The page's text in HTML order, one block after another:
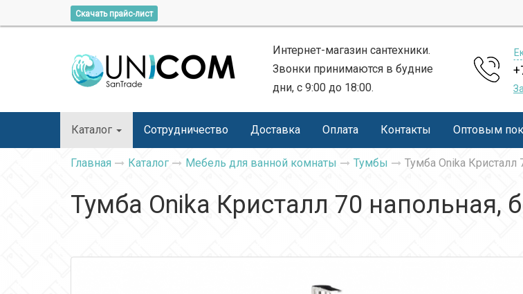
Скачать прайс-лист
Интернет-магазин сантехники.
Звонки принимаются в будние
дни, с 9:00 до 18:00.
Каталог Сотрудничество Доставка Оплата Контакты Оптовым
Главная Каталог Мебель для ванной комнаты Тумбы Тумба Onika Кристалл
Тумба Onika Кристалл 70 напольная,